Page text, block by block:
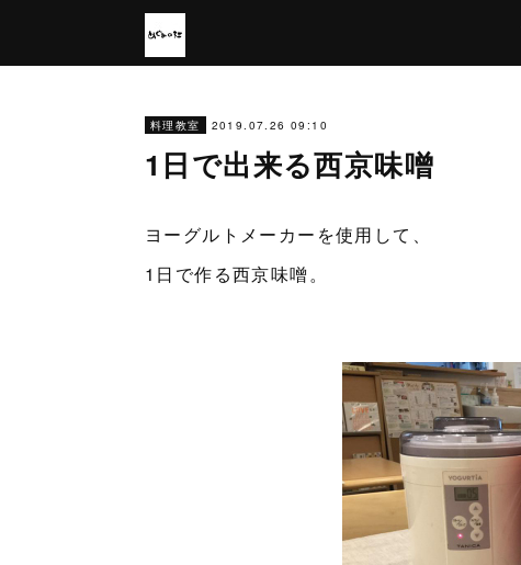
料理教室 2019.07.26 09:10
1日で出来る西京味噌
ヨーグルトメーカーを使用して、
1日で作る西京味噌。